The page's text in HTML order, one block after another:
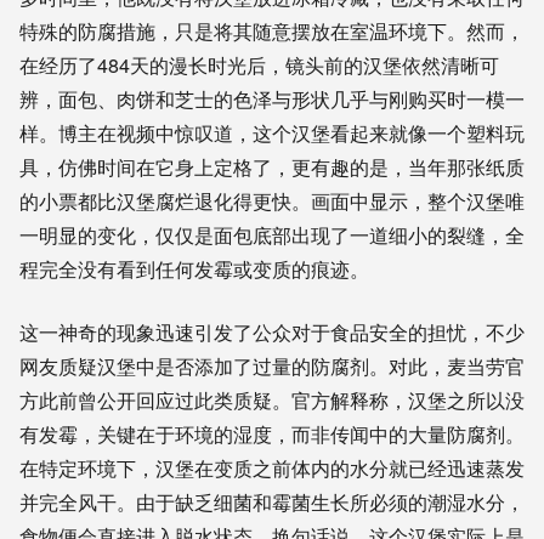
特殊的防腐措施，只是将其随意摆放在室温环境下。然而，
在经历了484天的漫长时光后，镜头前的汉堡依然清晰可
辨，面包、肉饼和芝士的色泽与形状几乎与刚购买时一模一
样。博主在视频中惊叹道，这个汉堡看起来就像一个塑料玩
具，仿佛时间在它身上定格了，更有趣的是，当年那张纸质
的小票都比汉堡腐烂退化得更快。画面中显示，整个汉堡唯
一明显的变化，仅仅是面包底部出现了一道细小的裂缝，全
程完全没有看到任何发霉或变质的痕迹。
这一神奇的现象迅速引发了公众对于食品安全的担忧，不少
网友质疑汉堡中是否添加了过量的防腐剂。对此，麦当劳官
方此前曾公开回应过此类质疑。官方解释称，汉堡之所以没
有发霉，关键在于环境的湿度，而非传闻中的大量防腐剂。
在特定环境下，汉堡在变质之前体内的水分就已经迅速蒸发
并完全风干。由于缺乏细菌和霉菌生长所必须的潮湿水分，